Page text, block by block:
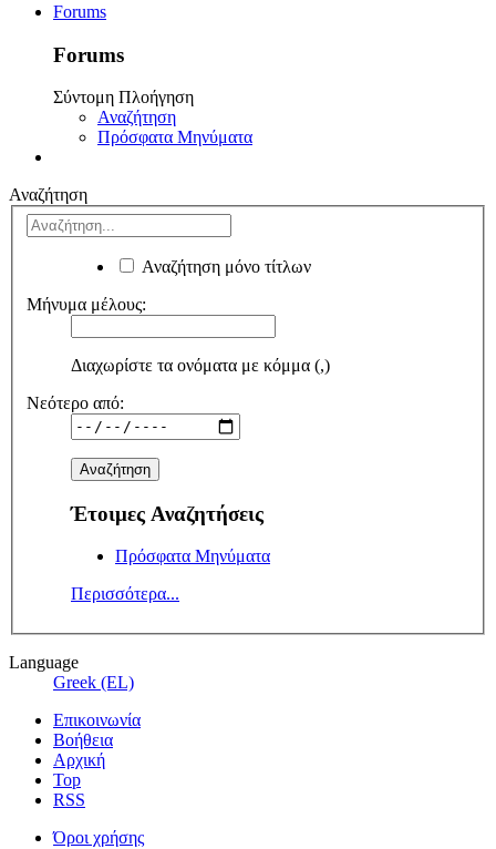
Forums
Forums
Σύντομη Πλοήγηση
Αναζήτηση
Πρόσφατα Μηνύματα
Αναζήτηση
Αναζήτηση μόνο τίτλων
Μήνυμα μέλους:
Διαχωρίστε τα ονόματα με κόμμα (,)
Νεότερο από:
Έτοιμες Αναζητήσεις
Πρόσφατα Μηνύματα
Περισσότερα...
Language
Greek (EL)
Επικοινωνία
Βοήθεια
Αρχική
Top
RSS
Όροι χρήσης